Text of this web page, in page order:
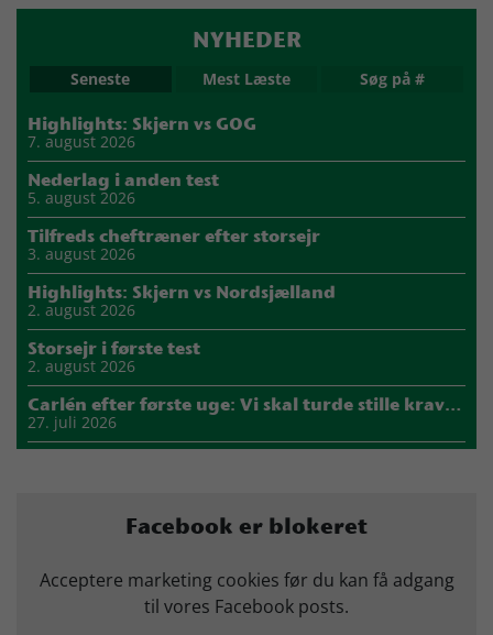
NYHEDER
Seneste Mest Læste Søg på #
Highlights: Skjern vs GOG
7. august 2026
Nederlag i anden test
5. august 2026
Tilfreds cheftræner efter storsejr
3. august 2026
Highlights: Skjern vs Nordsjælland
2. august 2026
Storsejr i første test
2. august 2026
Carlén efter første uge: Vi skal turde stille krav til hinanden
27. juli 2026
Marius Nørsøller udlejes til HØJ Elite
14. juli 2026
Facebook er blokeret
Acceptere marketing cookies før du kan få adgang
til vores Facebook posts.